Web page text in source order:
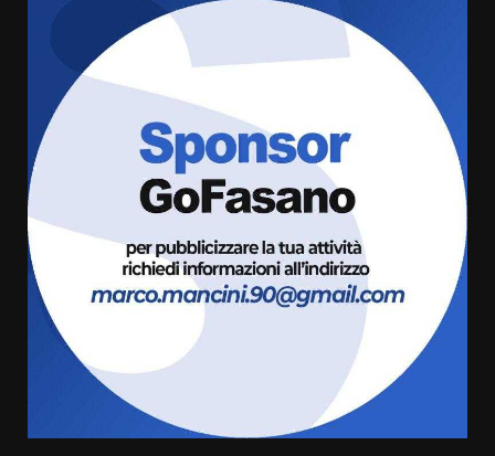
ufficialmente la Festa di
Savelletri
8 Agosto 2026 11:00
Savelletri in festa, domani sera
grande spettacolo con Uccio De
Santis
8 Agosto 2026 07:30
Politiche Giovanili e Mobilità
Sostenibile: premiati gli studenti
universitari del bando “La strada
giusta”
8 Agosto 2026 07:15
Savelletri in festa, pienone sul
porto per Uccio De Santis: la
voce di Antonella Losavio